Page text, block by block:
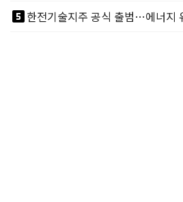
looks_5한전기술지주 공식 출범…에너지